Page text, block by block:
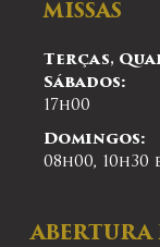
MISSAS
Terças,
Sábados:
17h00
Domingos:
08h00, 10h30
ABERTURA